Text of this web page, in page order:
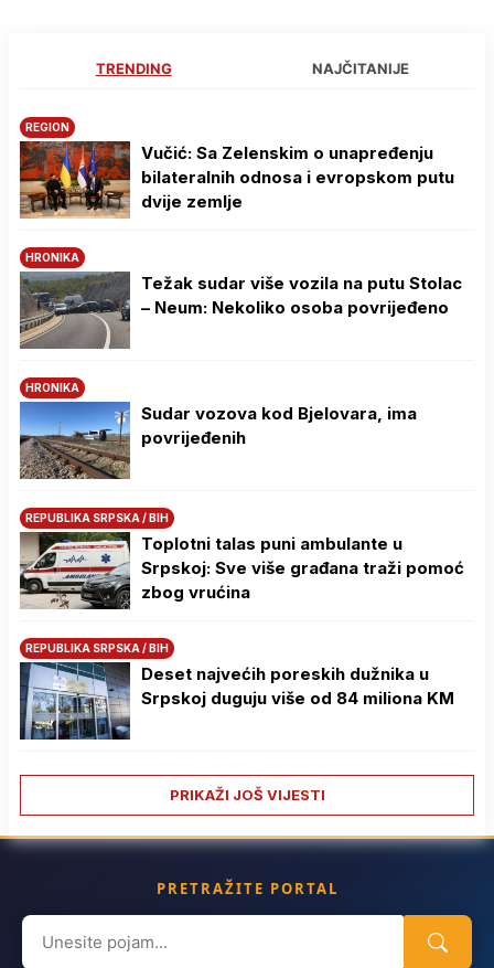
TRENDING NAJČITANIJE
REGION
Vučić: Sa Zelenskim o unapređenju
bilateralnih odnosa i evropskom putu
dvije zemlje
HRONIKA
Težak sudar više vozila na putu Stolac
– Neum: Nekoliko osoba povrijeđeno
HRONIKA
Sudar vozova kod Bjelovara, ima
povrijeđenih
REPUBLIKA SRPSKA / BIH
Toplotni talas puni ambulante u
Srpskoj: Sve više građana traži pomoć
zbog vrućina
REPUBLIKA SRPSKA / BIH
Deset najvećih poreskih dužnika u
Srpskoj duguju više od 84 miliona KM
PRIKAŽI JOŠ VIJESTI
PRETRAŽITE PORTAL
Search
for: